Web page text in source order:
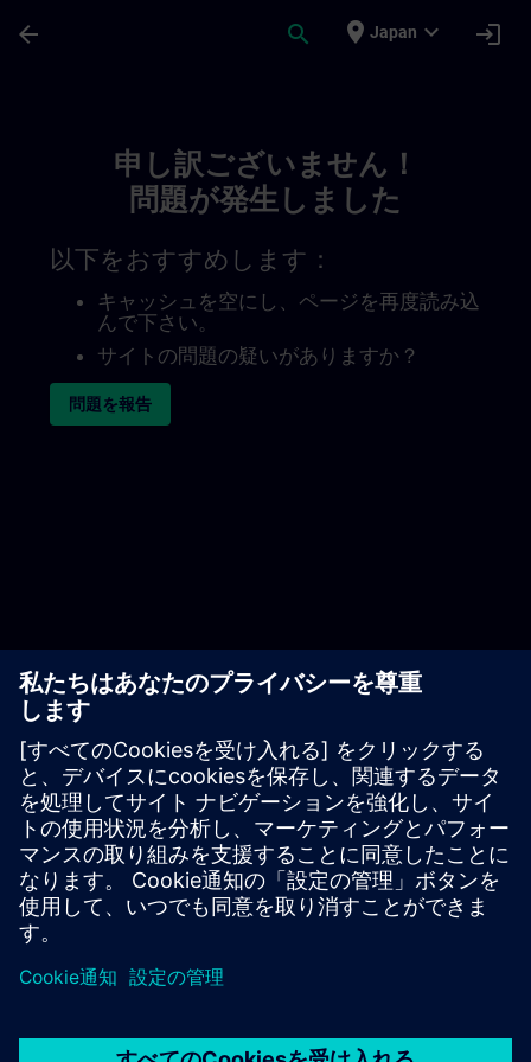
arrow_back search place Japan expand_more login
申し訳ございません！
問題が発生しました
以下をおすすめします：
キャッシュを空にし、ページを再度読み込
んで下さい。
サイトの問題の疑いがありますか？
問題を報告